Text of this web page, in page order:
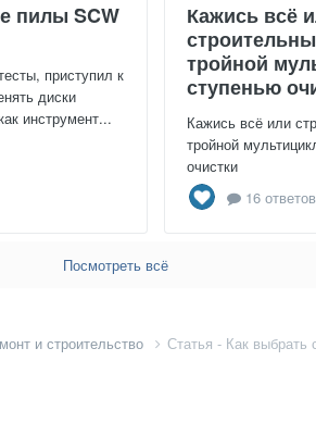
пилы SCW
приступил к
диски
инструмент...
Кажись всё
тройной
ступенью
Кажись всё или
тройной
очистки
16 ответов
Посмотреть всё
и строительство Статья - Как выбрать